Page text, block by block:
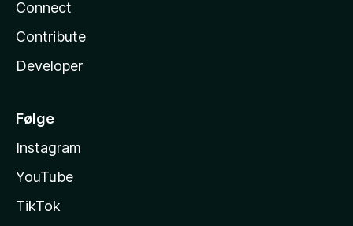
Connect
Contribute
Developer
Følge
Instagram
YouTube
TikTok